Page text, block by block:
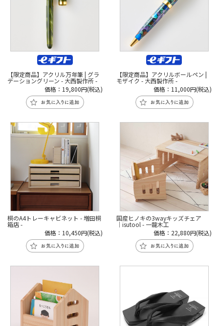
【限定商品】アクリル万年筆 | グラ
デーショングリーン - 大西製作所 -
価格：19,800円(税込)
【限定商品】アクリルボールペン |
モザイク - 大西製作所 -
価格：11,000円(税込)
桐のA4トレーキャビネット - 増田桐
箱店 -
価格：10,450円(税込)
国産ヒノキの3wayキッズチェア
│isutool - 一龍木工
価格：22,880円(税込)